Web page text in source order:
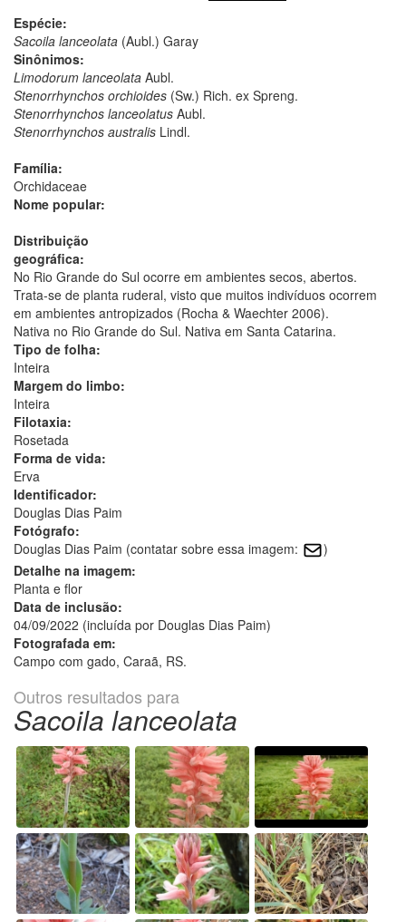
Espécie:
Sacoila lanceolata (Aubl.) Garay
Sinônimos:
Limodorum lanceolata Aubl.
Stenorrhynchos orchioides (Sw.) Rich. ex Spreng.
Stenorrhynchos lanceolatus Aubl.
Stenorrhynchos australis Lindl.
Família:
Orchidaceae
Nome popular:
Distribuição
geográfica:
No Rio Grande do Sul ocorre em ambientes secos, abertos.
Trata-se de planta ruderal, visto que muitos indivíduos ocorrem
em ambientes antropizados (Rocha & Waechter 2006).
Nativa no Rio Grande do Sul. Nativa em Santa Catarina.
Tipo de folha:
Inteira
Margem do limbo:
Inteira
Filotaxia:
Rosetada
Forma de vida:
Erva
Identificador:
Douglas Dias Paim
Fotógrafo:
Douglas Dias Paim (contatar sobre essa imagem:
)
Detalhe na imagem:
Planta e flor
Data de inclusão:
04/09/2022 (incluída por Douglas Dias Paim)
Fotografada em:
Campo com gado, Caraã, RS.
Outros resultados para
Sacoila lanceolata